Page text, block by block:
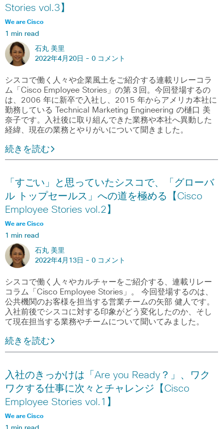
Stories vol.3】
We are Cisco
1 min read
石丸 美里
2022年4月20日 - 0 コメント
シスコで働く人々や企業風土をご紹介する連載リレーコラ
ム「Cisco Employee Stories」の第３回。今回登場するの
は、2006 年に新卒で入社し、2015 年からアメリカ本社に
勤務している Technical Marketing Engineering の樋口 美
奈子です。入社後に取り組んできた業務や本社へ異動した
経緯、現在の業務とやりがいについて聞きました。
続きを読む
「すごい」と思っていたシスコで、「グローバ
ル トップセールス」への道を極める【Cisco
Employee Stories vol.2】
We are Cisco
1 min read
石丸 美里
2022年4月13日 - 0 コメント
シスコで働く人々やカルチャーをご紹介する、連載リレー
コラム「Cisco Employee Stories」。 今回登場するのは、
公共機関のお客様を担当する営業チームの矢部 健人です。
入社前後でシスコに対する印象がどう変化したのか、そし
て現在担当する業務やチームについて聞いてみました。
続きを読む
入社のきっかけは「Are you Ready？」、ワク
ワクする仕事に次々とチャレンジ【Cisco
Employee Stories vol.1】
We are Cisco